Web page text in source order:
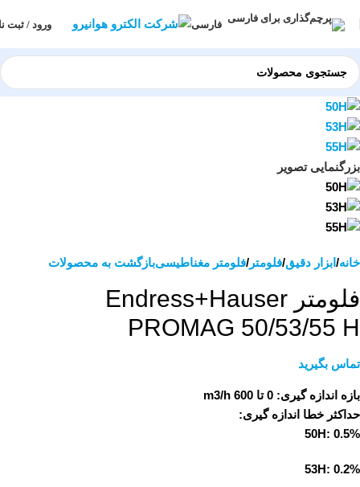
فارسی ورود / ثبت
بزرگنمایی تصویر
خانه ابزار دقیق فلومتر فلومتر مغناطیسیبازگشت به محصولات
فلومتر Endress+Hauser
PROMAG 50/53/55 H
تماس بگیرید
بازه اندازه گیری:
حداکثر خطا اندازه گیری:
50H: 0.5%
53H: 0.2%